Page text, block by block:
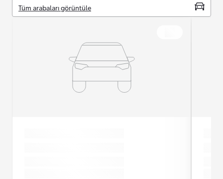
Tüm arabaları görüntüle